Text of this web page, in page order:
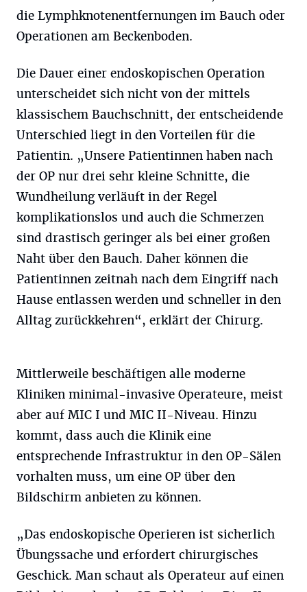
die Lymphknotenentfernungen im Bauch oder
Operationen am Beckenboden.
Die Dauer einer endoskopischen Operation
unterscheidet sich nicht von der mittels
klassischem Bauchschnitt, der entscheidende
Unterschied liegt in den Vorteilen für die
Patientin. „Unsere Patientinnen haben nach
der OP nur drei sehr kleine Schnitte, die
Wundheilung verläuft in der Regel
komplikationslos und auch die Schmerzen
sind drastisch geringer als bei einer großen
Naht über den Bauch. Daher können die
Patientinnen zeitnah nach dem Eingriff nach
Hause entlassen werden und schneller in den
Alltag zurückkehren“, erklärt der Chirurg.
Mittlerweile beschäftigen alle moderne
Kliniken minimal-invasive Operateure, meist
aber auf MIC I und MIC II-Niveau. Hinzu
kommt, dass auch die Klinik eine
entsprechende Infrastruktur in den OP-Sälen
vorhalten muss, um eine OP über den
Bildschirm anbieten zu können.
„Das endoskopische Operieren ist sicherlich
Übungssache und erfordert chirurgisches
Geschick. Man schaut als Operateur auf einen